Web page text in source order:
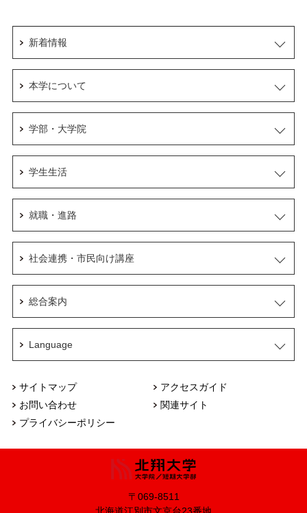
サイトマップ
アクセスガイド
お問い合わせ
関連サイト
プライバシーポリシー
新着情報
本学について
学部・大学院
学生生活
就職・進路
社会連携・市民向け講座
総合案内
Language
〒069-8511